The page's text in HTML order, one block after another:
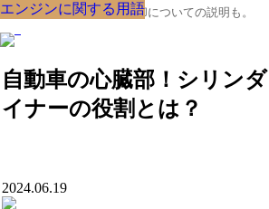
クルマの大辞典、購入･売却についての説明も。
自動車の心臓部！シリン
イナーの役割とは？
エンジンに関する用語
2024.06.19
エンジンに関する用語
エンジンに関する用語
エンジンに関する用語
エンジンに関する用語
エンジンに関する用語
エンジンに関する用語
エンジンに関する用語
エンジンに関する用語